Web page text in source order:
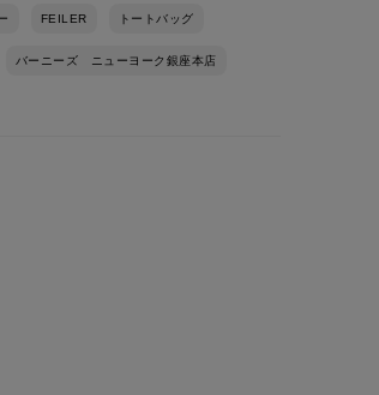
FEILER トートバッグ
バーニーズ ニューヨーク銀座本店